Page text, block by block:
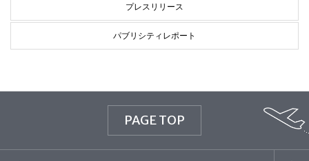
プレスリリース
パブリシティレポート
PAGE TOP